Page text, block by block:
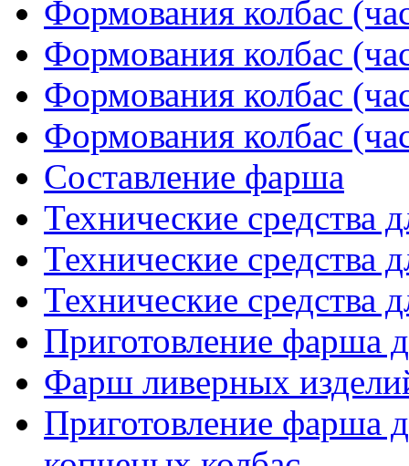
Формования колбас
Формования колбас
Формования колбас
Формования колбас
Составление фарша
Технические средства
Технические средства
Технические средства
Приготовление фарша
Фарш ливерных
Приготовление фарша